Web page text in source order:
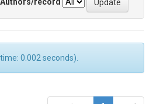
0.002 seconds).